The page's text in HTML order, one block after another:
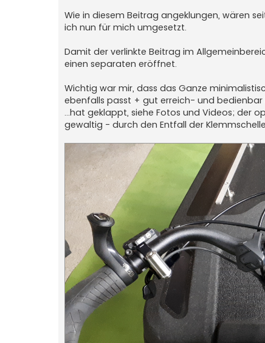
Wie in diesem Beitrag angeklungen, wären
ich nun für mich umgesetzt.
Damit der verlinkte Beitrag im
einen separaten eröffnet.
Wichtig war mir, dass das Ganze
ebenfalls passt + gut erreich- und bedienbar
…hat geklappt, siehe Fotos und Videos; der
gewaltig - durch den Entfall der